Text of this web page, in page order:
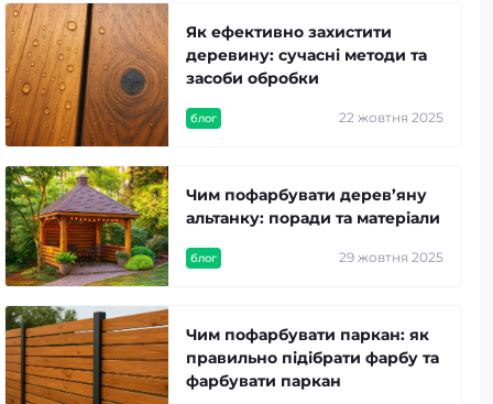
блог 22 жовтня 2025
Як ефективно захистити
деревину: сучасні методи та
засоби обробки
блог 29 жовтня 2025
Чим пофарбувати дерев’яну
альтанку: поради та матеріали
Чим пофарбувати паркан: як
правильно підібрати фарбу та
фарбувати паркан